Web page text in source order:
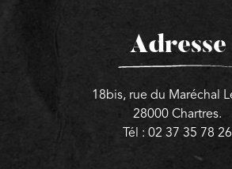
Adresse
18bis, rue du Maréchal
28000 Chartres.
Tél : 02 37 35 78 26